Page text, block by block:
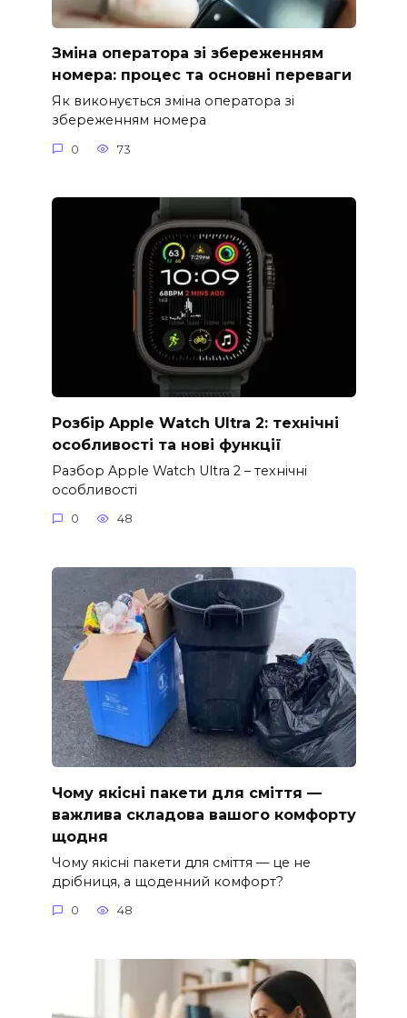
Зміна оператора зі збереженням
номера: процес та основні переваги
Як виконується зміна оператора зі
збереженням номера
0 73
Розбір Apple Watch Ultra 2: технічні
особливості та нові функції
Разбор Apple Watch Ultra 2 – технічні
особливості
0 48
Чому якісні пакети для сміття —
важлива складова вашого комфорту
щодня
Чому якісні пакети для сміття — це не
дрібниця, а щоденний комфорт?
0 48